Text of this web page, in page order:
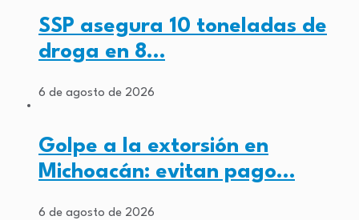
SSP asegura 10 toneladas de
droga en 8…
6 de agosto de 2026
Golpe a la extorsión en
Michoacán: evitan pago…
6 de agosto de 2026